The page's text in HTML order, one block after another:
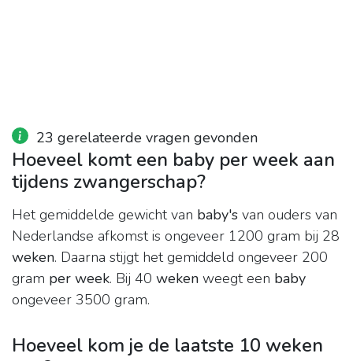
23 gerelateerde vragen gevonden
Hoeveel komt een baby per week aan
tijdens zwangerschap?
Het gemiddelde gewicht van baby's van ouders van
Nederlandse afkomst is ongeveer 1200 gram bij 28
weken. Daarna stijgt het gemiddeld ongeveer 200
gram per week. Bij 40 weken weegt een baby
ongeveer 3500 gram.
Hoeveel kom je de laatste 10 weken